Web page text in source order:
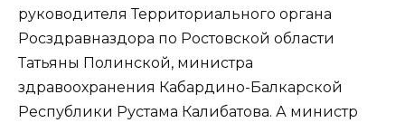
руководителя Территориального органа
Росздравназдора по Ростовской области
Татьяны Полинской, министра
здравоохранения Кабардино-Балкарской
Республики Рустама Калибатова. А министр